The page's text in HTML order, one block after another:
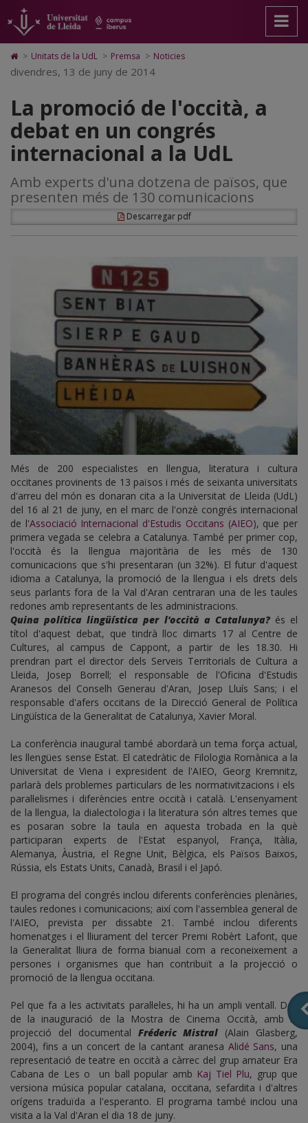
La
promoció
de
l'occità,
debat
en
un
congrés
internacional
a
pàgina
principal.
Universitat
Lleida
contingut
principal
Mapa
Web.
Universitat
Cerca
Accessibilitat.
Universitat
Lleida
Icono
de
Home
a
la
página
de
inicio
> Unitats de la UdL > Premsa > Noticies
divendres, 13 de juny de 2014
La promoció de l'occità, a
debat en un congrés
internacional a la UdL
Amb experts d'una dotzena de països, que
presenten més de 130 comunicacions
Descarregar pdf
Més de 200 especialistes en llengua, literatura i cultura
occitanes provinents de 13 països i més de seixanta universitats
d'arreu del món es donaran cita a la Universitat de Lleida (UdL)
del 16 al 21 de juny, en el marc de l'onzè congrés internacional
de l'Associació Internacional d'Estudis Occitans (AIEO), que per
primera vegada se celebra a Catalunya. També per primer cop,
l'occità és la llengua majoritària de les més de 130
comunicacions que s'hi presentaran (un 32%). El futur d'aquest
idioma a Catalunya, la promoció de la llengua i els drets dels
seus parlants fora de la Val d'Aran centraran una de les taules
redones amb representants de les administracions.
Quina política lingüística per l'occità a Catalunya?és el
títol d'aquest debat, que tindrà lloc dimarts 17 al Centre de
Cultures, al campus de Cappont, a partir de les 18.30. Hi
prendran part el director dels Serveis Territorials de Cultura a
Lleida, Josep Borrell; el responsable de l'Oficina d'Estudis
Aranesos del Conselh Generau d'Aran, Josep Lluís Sans; i el
responsable d'afers occitans de la Direcció General de Política
Lingüística de la Generalitat de Catalunya, Xavier Moral.
La conferència inaugural també abordarà un tema força actual,
les llengües sense Estat. El catedràtic de Filologia Romànica a la
Universitat de Viena i expresident de l'AIEO, Georg Kremnitz,
parlarà dels problemes particulars de les normativitzacions i els
paral·lelismes i diferències entre occità i català. L'ensenyament
de la llengua, la dialectologia i la literatura són altres temes que
es posaran sobre la taula en aquesta trobada en la què
participaran experts de l'Estat espanyol, França, Itàlia,
Alemanya, Àustria, el Regne Unit, Bèlgica, els Països Baixos,
Rússia, els Estats Units, Canadà, Brasil i el Japó.
El programa del congrés inclou diferents conferències plenàries,
taules redones i comunicacions; així com l'assemblea general de
l'AIEO, prevista per dissabte 21. També inclou diferents
homenatges i el lliurament del tercer Premi Robèrt Lafont, que
la Generalitat lliura de forma bianual com a reconeixement a
persones i organismes que han contribuït a la projecció o
promoció de la llengua occitana.
Pel que fa a les activitats paral·leles, hi ha un ampli ventall. Des
de la inauguració de la Mostra de Cinema Occità, amb la
projecció del documental Fréderic Mistral (Alain Glasberg,
2004), fins a un concert de la cantant aranesa Alidé Sans, una
representació de teatre en occità a càrrec del grup amateur Era
Cabana de Les o un ball popular amb Kaj Tiel Plu, grup que
versiona música popular catalana, occitana, sefardita i d'altres
orígens traduïda a l'esperanto. El programa també inclou una
visita a la Val d'Aran el dia 18 de juny.